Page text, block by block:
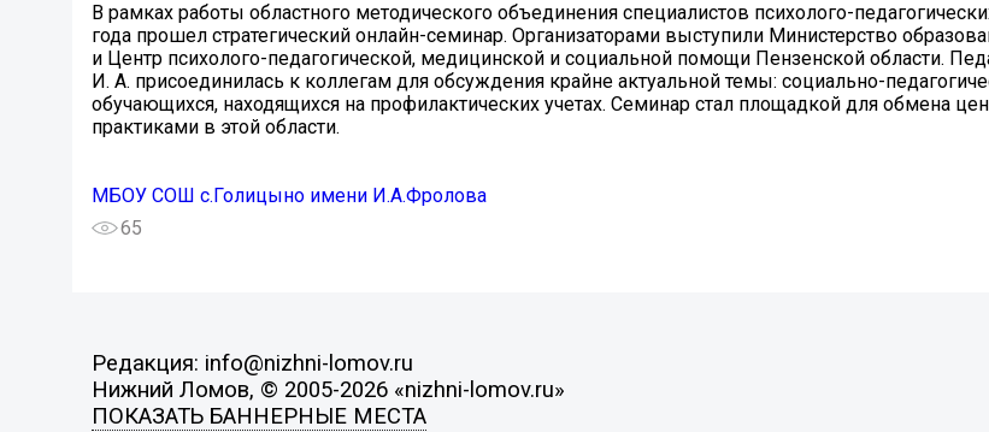
В рамках работы областного методического объединения специалистов психолого-
года прошел стратегический онлайн-семинар. Организаторами выступили Министерство
и Центр психолого-педагогической, медицинской и социальной помощи Пензенской области.
И. А. присоединилась к коллегам для обсуждения крайне актуальной темы: социально-
обучающихся, находящихся на профилактических учетах. Семинар стал площадкой для обмена
практиками в этой области.
МБОУ СОШ с.Голицыно имени И.А.Фролова
65
Редакция: info@nizhni-lomov.ru
Нижний Ломов, © 2005-2026 «nizhni-lomov.ru»
ПОКАЗАТЬ БАННЕРНЫЕ МЕСТА